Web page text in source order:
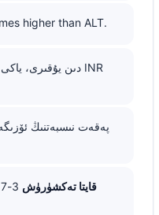
higher than ALT.
قايتا تەكشۈرۈش